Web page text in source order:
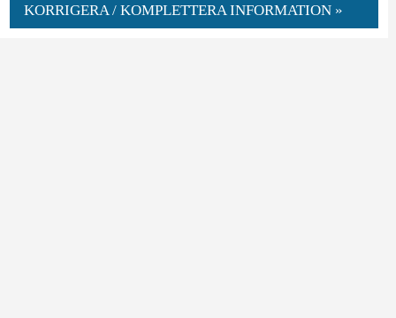
KORRIGERA / KOMPLETTERA INFORMATION »